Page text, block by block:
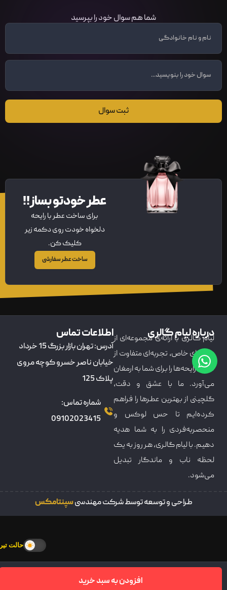
حالت تیره
شما هم سوال خود را بپرسید
ثبت سوال
عطر خودتو بساز!!
برای ساخت عطر با رایحه
دلخواه خودت روی دکمه زیر
کلیک کن.
ساخت عطر سفارشی
افزودن به سبد خرید
درباره لیام گالری
لیام گالری با ارائه‌ی مجموعه‌ای از
عطرهای خاص، تجربه‌ای متفاوت از
دنیای رایحه‌ها را برای شما به ارمغان
می‌آورد. ما با عشق و دقت،
گلچینی از بهترین عطرها را فراهم
کرده‌ایم تا حس لوکس و
منحصربه‌فردی را به شما هدیه
دهیم. با لیام گالری، هر روز به یک
لحظه ناب و ماندگار تبدیل
می‌شود.
اطلاعات تماس
آدرس: تهران بازار بزرگ 15 خرداد
خیابان ناصر خسرو کوچه مروی
پلاک 125
شماره تماس:
09102023415
سبدخرید
طراحی و توسعه توسط شرکت مهندسیسپنتامکس